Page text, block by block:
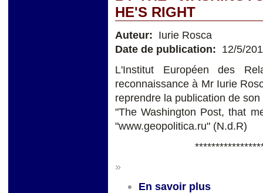
HE'S RIGHT
Auteur: Iurie Rosca
Date de publication: 12/5/
L'Institut Européen des
reconnaissance à Mr Iurie
reprendre la publication de
"The Washington Post, that
"www.geopolitica.ru" (N.d.R)
»
En savoir plus